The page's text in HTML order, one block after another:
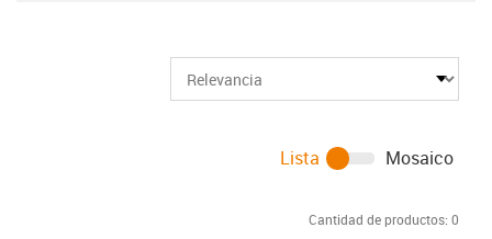
Cantidad de productos: 0
Lista Mosaico